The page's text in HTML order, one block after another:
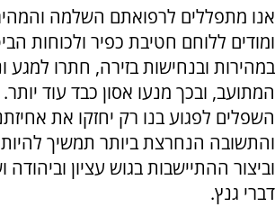
אנו מתפללים לרפואתם השלמה
ומודים ללוחם חטיבת כפיר ולכוחות
במהירות ובנחישות בזירה, חתרו למגע
המתועב, ובכך מנעו אסון כבד עוד יותר.
השפלים לפגוע בנו רק יחזקו את
והתשובה הנחרצת ביותר תמשיך
וביצור ההתיישבות בגוש עציון וביהודה
דברי גנץ.